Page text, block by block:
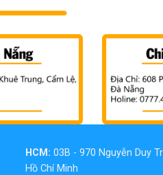
HCM: 03B - 970 Nguyễn Duy
Hồ Chí Minh